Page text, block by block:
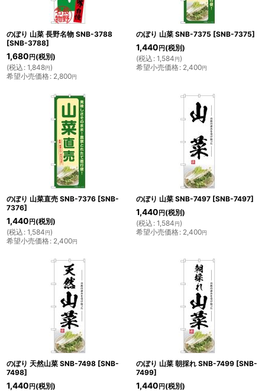
のぼり 山菜 長野名物 SNB-3788
[SNB-3788]
1,680 円 (税別)
(税込 : 1,848円)
希望小売価格: 2,800円
のぼり 山菜 SNB-7375 [SNB-7375]
1,440 円 (税別)
(税込 : 1,584円)
希望小売価格: 2,400円
のぼり 山菜直売 SNB-7376 [SNB-
7376]
1,440 円 (税別)
(税込 : 1,584円)
希望小売価格: 2,400円
のぼり 山菜 SNB-7497 [SNB-7497]
1,440 円 (税別)
(税込 : 1,584円)
希望小売価格: 2,400円
のぼり 天然山菜 SNB-7498 [SNB-
7498]
1,440 円 (税別)
のぼり 山菜 朝採れ SNB-7499 [SNB-
7499]
1,440 円 (税別)